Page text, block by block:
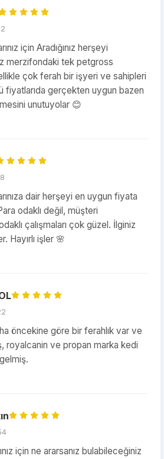
için Aradığınız herşeyi
merzifondaki tek petgross
çok ferah bir işyeri ve sahipleri
fiyatlarıda gerçekten uygun bazen
unutuyolar 😊
dair herşeyi en uygun fiyata
odaklı değil, müşteri
çalışmaları çok güzel. İlginiz
Hayırlı işler 🌸
öncekine göre bir ferahlık var ve
royalcanin ve propan marka kedi
için ne ararsanız bulabileceğiniz